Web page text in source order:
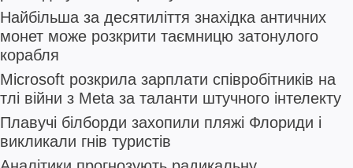
Найбільша за десятиліття знахідка античних
монет може розкрити таємницю затонулого
корабля
Microsoft розкрила зарплати співробітників на
тлі війни з Meta за таланти штучного інтелекту
Плавучі білборди захопили пляжі Флориди і
викликали гнів туристів